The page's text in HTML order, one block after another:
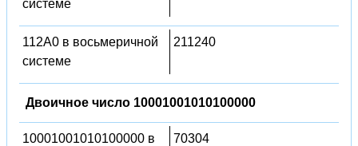
системе
112A0 в восьмеричной
системе
211240
Двоичное число 10001001010100000
10001001010100000 в
70304